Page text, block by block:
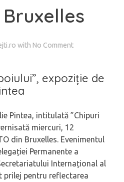
Bruxelles
with No Comment
expoziție de
Pintea, intitulată ”Chipuri
miercuri, 12
din Bruxelles. Evenimentul
Permanente a
Internațional al
prilej pentru reflectarea